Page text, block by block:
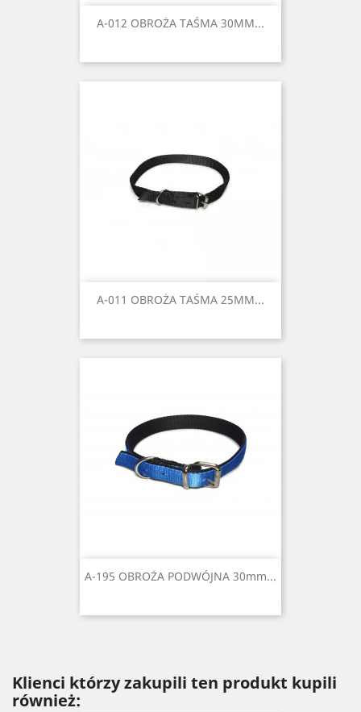
A-012 OBROŻA TAŚMA 30MM...
A-011 OBROŻA TAŚMA 25MM...
A-195 OBROŻA PODWÓJNA 30mm...
Klienci którzy zakupili ten produkt kupili
również: